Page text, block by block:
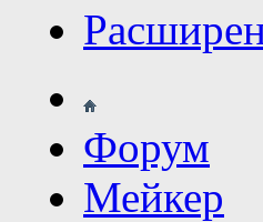
Форум
Мейкер